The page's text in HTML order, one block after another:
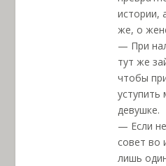
истории,
же, о
— При
тут же
чтобы
девушке.
— Если
совет во
лишь